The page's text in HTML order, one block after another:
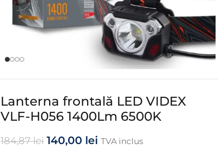
Lanterna frontală LED VIDEX
VLF-H056 1400Lm 6500K
184,87lei 140,00 lei TVA inclus